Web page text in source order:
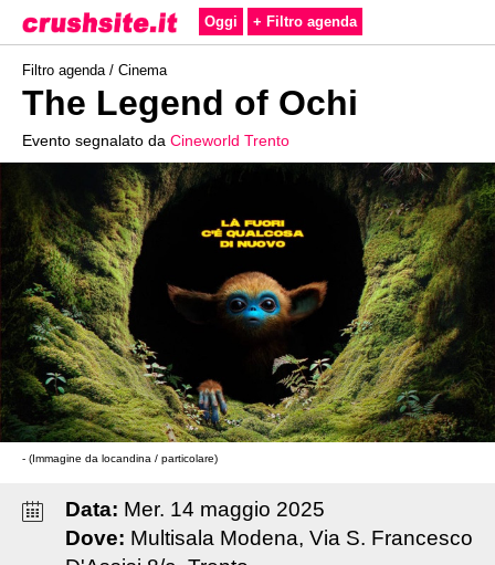
Oggi + Filtro agenda
Filtro agenda / Cinema
The Legend of Ochi
Evento segnalato da Cineworld Trento
- (Immagine da locandina / particolare)
Data: Mer. 14 maggio 2025
Dove: Multisala Modena, Via S. Francesco